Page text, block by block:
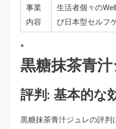
事業
内容
生活者個々の
び日本型セルフ
*
黒糖抹茶青
評判: 基本的な
黒糖抹茶青汁ジュレの評